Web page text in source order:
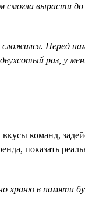
смогла вырасти
сложился. Перед
раз, у
команд,
показать
храню в памяти